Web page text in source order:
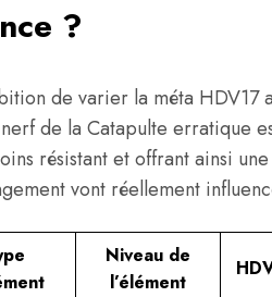
?
de varier la méta
de la Catapulte erratique
résistant et offrant ainsi
vont réellement
Niveau de
l’élément